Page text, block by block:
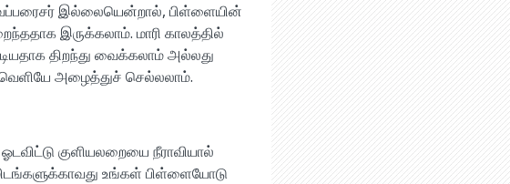
இல்லையென்றால், பிள்ளையின்
இருக்கலாம். மாரி காலத்தில்
திறந்து வைக்கலாம் அல்லது
வெளியே அழைத்துச் செல்லலாம்.
குளியலறையை நீராவியால்
உங்கள் பிள்ளையோடு